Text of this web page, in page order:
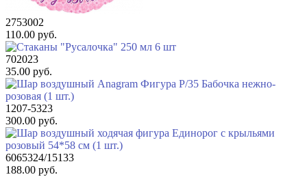
2753002
110.00 руб.
702023
35.00 руб.
1207-5323
300.00 руб.
6065324/15133
188.00 руб.